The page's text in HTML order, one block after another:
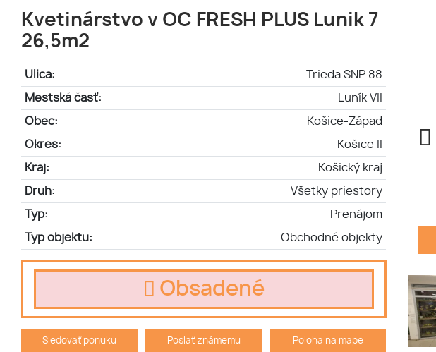
Kvetinárstvo v OC FRESH PLUS Lunik 7
26,5m2
Ulica: Trieda SNP 88
Mestská časť: Luník VII
Obec: Košice-Západ
Okres: Košice II
Kraj: Košický kraj
Druh: Všetky priestory
Typ: Prenájom
Typ objektu: Obchodné objekty
Obsadené
Sledovať ponuku Poslať známemu Poloha na mape